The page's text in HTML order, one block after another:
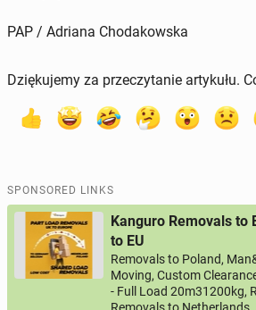
PAP / Adriana Chodakowska
Dziękujemy za przeczytanie artykułu.
SPONSORED LINKS
Kanguro Removals to
to EU
Removals to Poland,
Moving, Custom
- Full Load 20m31200kg,
Removals to Netherlands